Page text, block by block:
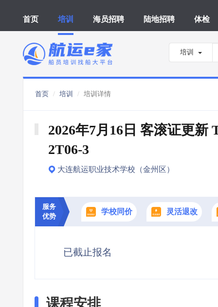
首页 培训 海员招聘 陆地招聘 体检
培训
首页 培训 培训详情
2026年7月16日 客滚证更新
2T06-3
大连航运职业技术学校（金州区）
服务
优势
学校同价 灵活退改
已截止报名
课程安排